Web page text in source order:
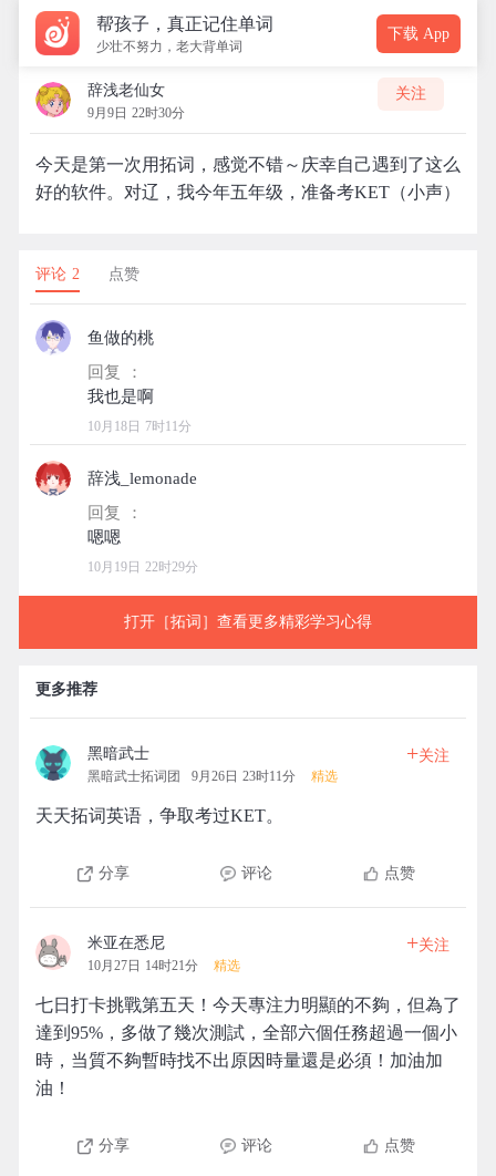
帮孩子，真正记住单词
少壮不努力，老大背单词
下载 App
辞浅老仙女
9月9日 22时30分
关注
今天是第一次用拓词，感觉不错～庆幸自己遇到了这么
好的软件。对辽，我今年五年级，准备考KET（小声）
评论 2 点赞
鱼做的桃
回复 ：
10月18日 7时11分
辞浅_lemonade
回复 ：
10月19日 22时29分
打开［拓词］查看更多精彩学习心得
更多推荐
黑暗武士
黑暗武士拓词团 9月26日 23时11分 精选
+关注
天天拓词英语，争取考过KET。
分享 评论 点赞
米亚在悉尼
10月27日 14时21分 精选
+关注
七日打卡挑戰第五天！今天專注力明顯的不夠，但為了
達到95%，多做了幾次測試，全部六個任務超過一個小
時，当質不夠暫時找不出原因時量還是必須！加油加
油！
分享 评论 点赞